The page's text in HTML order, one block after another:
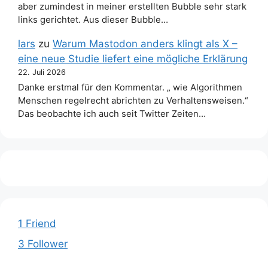
aber zumindest in meiner erstellten Bubble sehr stark
links gerichtet. Aus dieser Bubble…
lars zu Warum Mastodon anders klingt als X –
eine neue Studie liefert eine mögliche Erklärung
22. Juli 2026
Danke erstmal für den Kommentar. „ wie Algorithmen
Menschen regelrecht abrichten zu Verhaltensweisen.“
Das beobachte ich auch seit Twitter Zeiten…
1 Friend
3 Follower